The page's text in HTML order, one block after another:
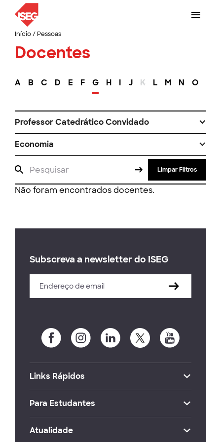
Início/ Pessoas
Docentes
A B C D E F G H I J K L M N O
Professor Catedrático Convidado
Economia
Limpar Filtros
Não foram encontrados docentes.
Subscreva a newsletter do ISEG
Links Rápidos
Para Estudantes
Atualidade